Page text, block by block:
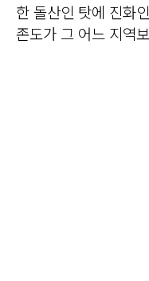
한 돌산인 탓에 진화
존도가 그 어느 지역